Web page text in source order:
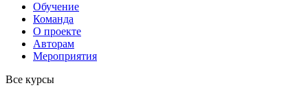
Обучение
Команда
О проекте
Авторам
Мероприятия
Все курсы